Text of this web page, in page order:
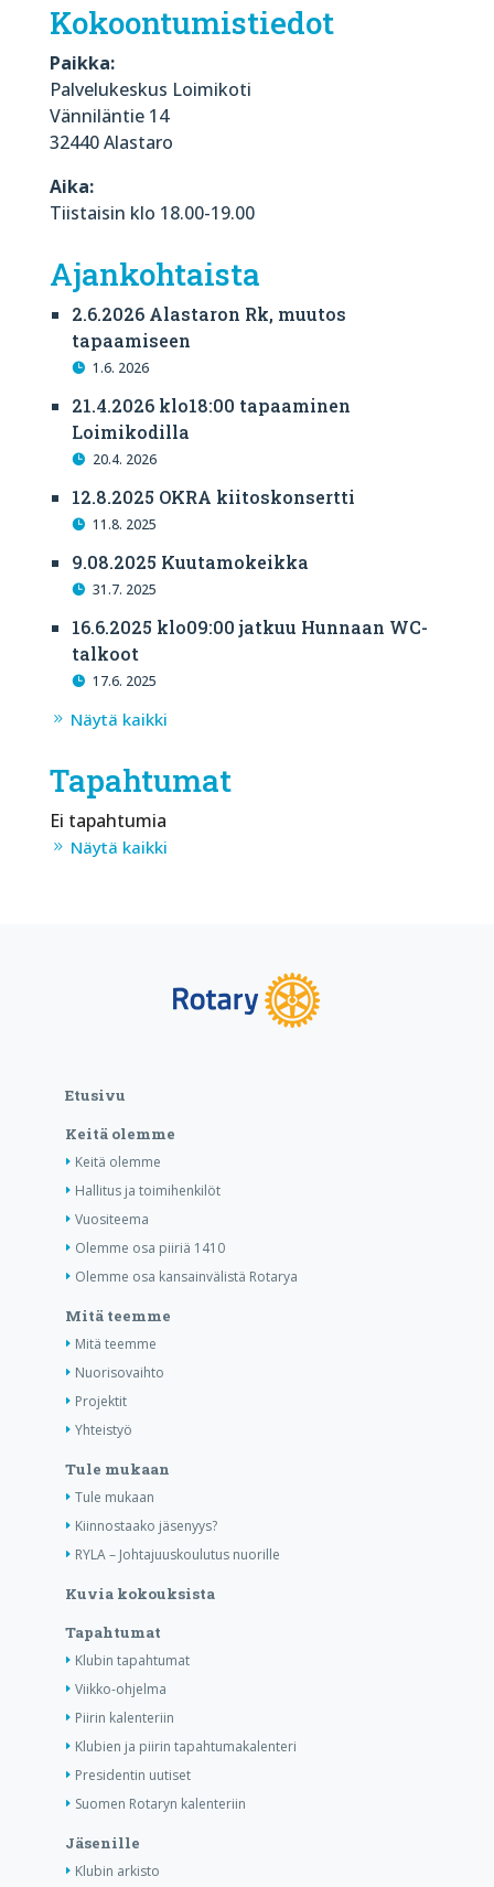
Kokoontumistiedot
Paikka:
Palvelukeskus Loimikoti
Vänniläntie 14
32440 Alastaro
Aika:
Tiistaisin klo 18.00-19.00
Ajankohtaista
2.6.2026 Alastaron Rk, muutos
tapaamiseen
1.6. 2026
21.4.2026 klo18:00 tapaaminen
Loimikodilla
20.4. 2026
12.8.2025 OKRA kiitoskonsertti
11.8. 2025
9.08.2025 Kuutamokeikka
31.7. 2025
16.6.2025 klo09:00 jatkuu Hunnaan WC-
talkoot
17.6. 2025
Näytä kaikki
Tapahtumat
Ei tapahtumia
Näytä kaikki
Etusivu
Keitä olemme
Keitä olemme
Hallitus ja toimihenkilöt
Vuositeema
Olemme osa piiriä 1410
Olemme osa kansainvälistä Rotarya
Mitä teemme
Mitä teemme
Nuorisovaihto
Projektit
Yhteistyö
Tule mukaan
Tule mukaan
Kiinnostaako jäsenyys?
RYLA – Johtajuuskoulutus nuorille
Kuvia kokouksista
Tapahtumat
Klubin tapahtumat
Viikko-ohjelma
Piirin kalenteriin
Klubien ja piirin tapahtumakalenteri
Presidentin uutiset
Suomen Rotaryn kalenteriin
Jäsenille
Klubin arkisto